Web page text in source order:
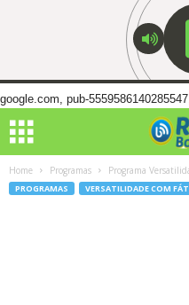
google.com, pub-
Home Programas Programa
PROGRAMAS VERSATILIDADE COM